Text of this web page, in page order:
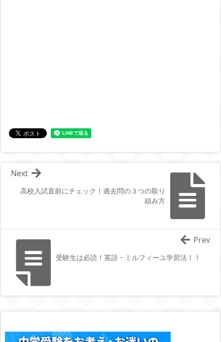
高校入試直前にチェック！過去問の３つの取り
組み方
Next
受験生は必読！英語・ミルフィーユ学習法！！
Prev